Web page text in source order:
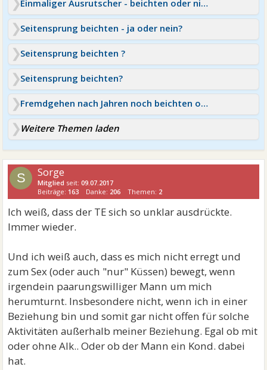
Einmaliger Ausrutscher - beichten oder nicht?
Seitensprung beichten - ja oder nein?
Seitensprung beichten ?
Seitensprung beichten?
Fremdgehen nach Jahren noch beichten oder nicht?
Weitere Themen laden
S Sorge
Mitglied seit:09.07.2017
Beiträge: 163 Danke: 206 Themen: 2
Ich weiß, dass der TE sich so unklar ausdrückte.
Immer wieder.
Und ich weiß auch, dass es mich nicht erregt und
zum Sex (oder auch "nur" Küssen) bewegt, wenn
irgendein paarungswilliger Mann um mich
herumturnt. Insbesondere nicht, wenn ich in einer
Beziehung bin und somit gar nicht offen für solche
Aktivitäten außerhalb meiner Beziehung. Egal ob mit
oder ohne Alk.. Oder ob der Mann ein Kond. dabei
hat.